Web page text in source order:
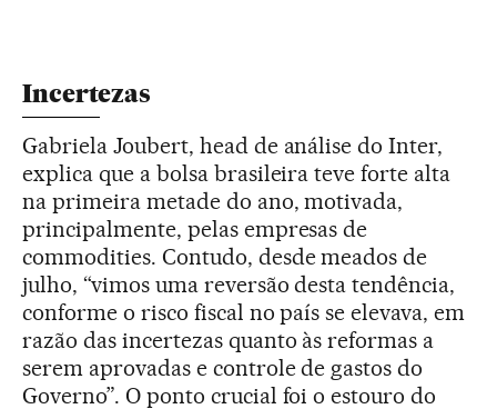
Incertezas
Gabriela Joubert, head de análise do Inter,
explica que a bolsa brasileira teve forte alta
na primeira metade do ano, motivada,
principalmente, pelas empresas de
commodities. Contudo, desde meados de
julho, “vimos uma reversão desta tendência,
conforme o risco fiscal no país se elevava, em
razão das incertezas quanto às reformas a
serem aprovadas e controle de gastos do
Governo”. O ponto crucial foi o estouro do